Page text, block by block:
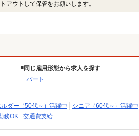
アウトして保管をお願いします。
同じ雇用形態から求人を探す
パート
ルダー（50代～）活躍中
シニア（60代～）活躍中
務OK 交通費支給